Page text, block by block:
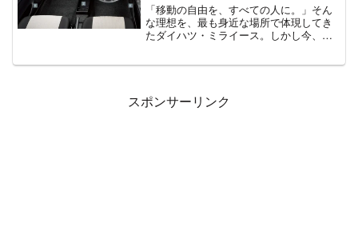
「移動の自由を、すべての人に。」そん
な理想を、最も身近な場所で体現してき
たダイハツ・ミライース。しかし今、私
スポンサーリンク